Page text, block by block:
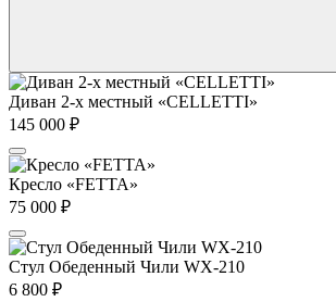
Диван 2-х местный «CELLETTI»
145 000 ₽
Кресло «FETTA»
75 000 ₽
Стул Обеденный Чили WX-210
6 800 ₽